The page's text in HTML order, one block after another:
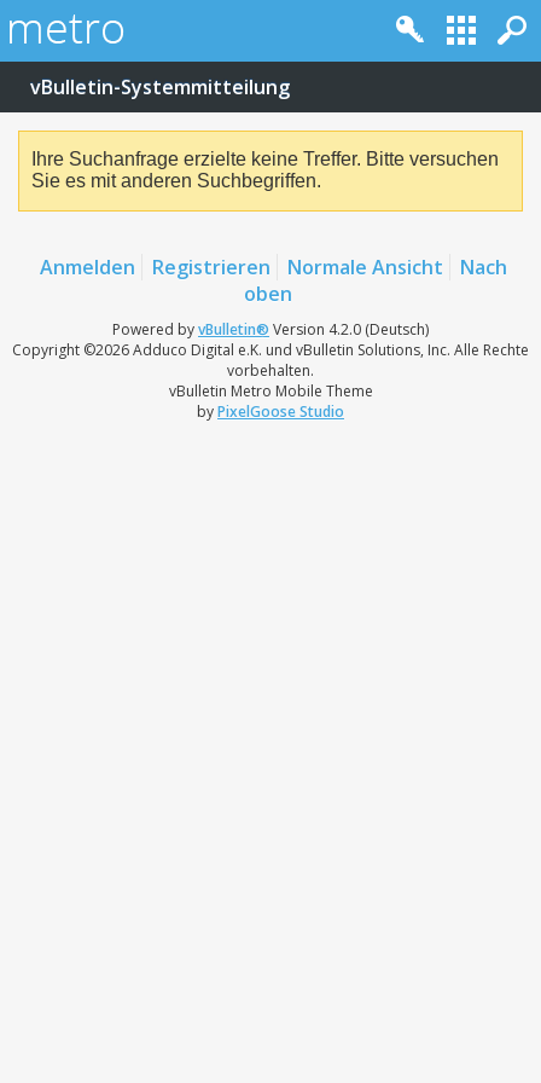
vBulletin-Systemmitteilung
Ihre Suchanfrage erzielte keine Treffer. Bitte versuchen
Sie es mit anderen Suchbegriffen.
Anmelden Registrieren Normale Ansicht
Nach
oben
Powered byvBulletin® Version 4.2.0 (Deutsch)
Copyright ©2026 Adduco Digital e.K. und vBulletin Solutions, Inc. Alle Rechte
vorbehalten.
vBulletin Metro Mobile Theme
byPixelGoose Studio